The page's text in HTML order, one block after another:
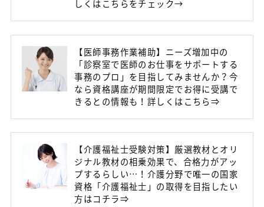
しくはこちらをチェック→
【医師事務作業補助】ニーズ増加中の
「診察室で医師のお仕事をサポートする
事務のプロ」を目指してみませんか？今
なら資格講座が期間限定でお得に受講で
きるとの情報も！詳しくはこちら⇒
【介護福祉士受験対策】厳選教材とオリ
ジナル教材の相乗効果で、合格力がアッ
プするらしい…！介護分野で唯一の国家
資格「介護福祉士」の取得を目指したい
方はコチラ⇒